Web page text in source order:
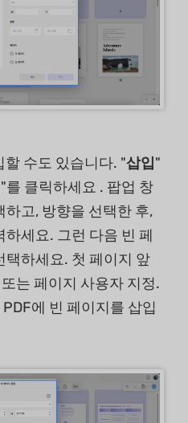
할 수도 있습니다. "삽입 "
"를 클릭하세요 . 팝업 창
고, 방향을 선택한 후,
세요. 그런 다음 빈 페
택하세요. 첫 페이지 앞
는 페이지 사용자 지정.
에 빈 페이지를 삽입